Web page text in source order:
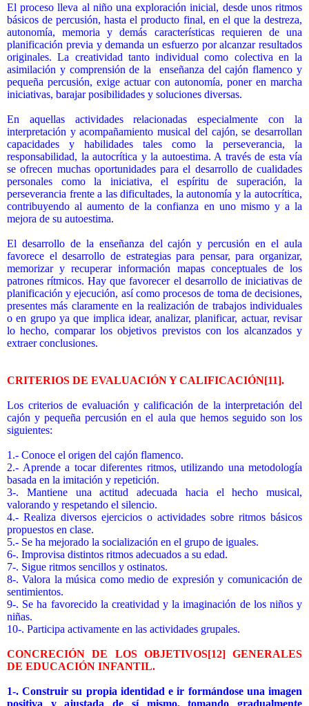
El proceso lleva al niño una exploración inicial, desde unos ritmos
básicos de percusión, hasta el producto final, en el que la destreza,
autonomía, memoria y demás características requieren de una
planificación previa y demanda un esfuerzo por alcanzar resultados
originales. La creatividad tanto individual como colectiva en la
asimilación y comprensión de la
enseñanza del cajón flamenco y
pequeña percusión, exige actuar con autonomía, poner en marcha
iniciativas, barajar posibilidades y soluciones diversas.
En aquellas actividades relacionadas especialmente con la
interpretación y acompañamiento musical del cajón, se desarrollan
capacidades y habilidades tales como la perseverancia, la
responsabilidad, la autocrítica y la autoestima. A través de esta vía
se ofrecen muchas oportunidades para el desarrollo de cualidades
personales como la iniciativa, el espíritu de superación, la
perseverancia frente a las dificultades, la autonomía y la autocrítica,
contribuyendo al aumento de la confianza en uno mismo y a la
mejora de su autoestima.
El desarrollo de la enseñanza del cajón y percusión en el aula
favorece el desarrollo de estrategias para pensar, para organizar,
memorizar y recuperar información mapas conceptuales de los
patrones rítmicos. Hay que favorecer el desarrollo de iniciativas de
planificación y ejecución, así como procesos de toma de decisiones,
presentes más claramente en la realización de trabajos individuales
o en grupo ya que implica idear, analizar, planificar, actuar, revisar
lo hecho, comparar los objetivos previstos con los alcanzados y
extraer conclusiones.
CRITERIOS DE EVALUACIÓN Y CALIFICACIÓN[11].
Los criterios de evaluación y calificación de la interpretación del
cajón y pequeña percusión en el aula que hemos seguido son los
siguientes:
1.- Conoce el origen del cajón flamenco.
2.- Aprende a tocar diferentes ritmos, utilizando una metodología
basada en la imitación y repetición.
3-. Mantiene una actitud adecuada hacia el hecho musical,
valorando y respetando el silencio.
4.- Realiza diversos ejercicios o actividades sobre ritmos básicos
propuestos en clase.
5.- Se ha mejorado la socialización en el grupo de iguales.
6-. Improvisa distintos ritmos adecuados a su edad.
7-. Sigue ritmos sencillos y ostinatos.
8-. Valora la música como medio de expresión y comunicación de
sentimientos.
9-. Se ha favorecido la creatividad y la imaginación de los niños y
niñas.
10-. Participa activamente en las actividades grupales.
CONCRECIÓN DE LOS OBJETIVOS[12]GENERALES
DE EDUCACIÓN INFANTIL.
1-. Construir su propia identidad e ir formándose una imagen
positiva y ajustada de sí mismo, tomando gradualmente